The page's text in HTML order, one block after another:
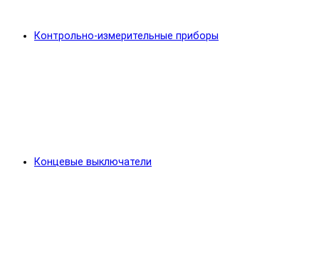
Контрольно-измерительные приборы
Концевые выключатели